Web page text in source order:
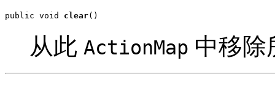
public void clear()
从此 ActionMap 中移除